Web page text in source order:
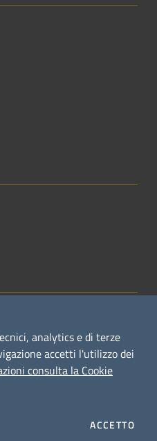
Copyright © 2026 • Comune di
Credaro • Powered by
analytics e di terze
accetti l'utilizzo dei
consulta la Cookie
ACCETTO